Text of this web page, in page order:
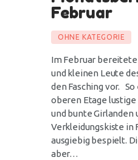
Februar
OHNE KATEGORIE
Im Februar
und kleinen Leute
den Fasching vor.
oberen Etage lustige
und bunte Girlanden
Verkleidungskiste in
ausgiebig bespielt.
aber…